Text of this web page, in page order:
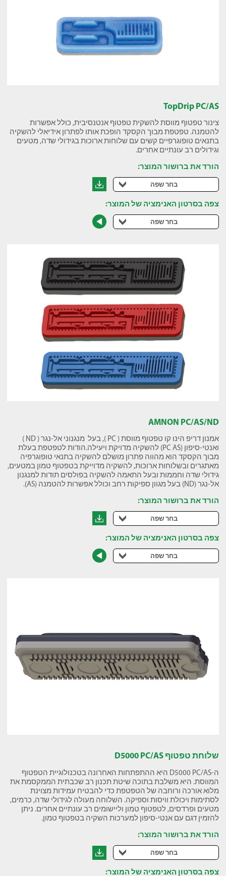
TopDrip PC/AS
צינור טפטוף מווסת להשקית טפטוף אנטנסיבית, כולל אפשרות
להטמנה. טפטפת מבוך הקסקד הופכת אותו לפתרון אידיאלי להשקיה
בתנאים טופוגרפיים קשים עם שלוחות ארוכות בגידולי שדה, מטעים
וגידולים רב עונתיים אחרים.
הורד את ברושור המוצר:
בחר שפה
צפה בסרטון האנימציה של המוצר:
בחר שפה
AMNON PC/AS/ND
אמנון דריפ הינו קו טפטוף מווסת ( PC ), בעל מנגנוני אל-נגר ( ND )
ואנטי-סיפון (PC AS) להשקיה מדויקת ויעילה.הודות לטפטפת בעלת
מבוך הקסקד הוא מהווה פתרון מושלם להשקיה בתנאי טופוגרפיה
מאתגרים ובשלוחות ארוכות, להשקיה מדוייקת בטפטוף טמון במטעים,
גידולי שדה וחממות ובעל התאמה להשקיה בפולסים תודות למנגנון
אל-נגר (ND) בעל מגוון ספיקות רחב וכולל אפשרות להטמנה (AS).
הורד את ברושור המוצר:
בחר שפה
צפה בסרטון האנימציה של המוצר:
בחר שפה
שלוחת טפטוף D5000 PC/AS
ה-D5000 PC/AS היא ההתפתחות האחרונה בטכנולוגיית הטפטוף
המווסת. היא משלבת בתוכה שיטת תכנון רב שכבתית הממקסמת את
מלוא אורכה ורוחבה של הטפטפת כדי להבטיח עמידות מצוינת
לסתימות ויכולת וויסות וספיקה. השלוחה מעולה לגידולי שדה, כרמים,
מטעים ופרדסים, לטפטוף טמון וליישומים רב עונתיים אחרים. ניתן
להזמין דגם עם אנטי-סיפון למערכות השקיה בטפטוף טמון.
הורד את ברושור המוצר:
בחר שפה
צפה בסרטון האנימציה של המוצר: